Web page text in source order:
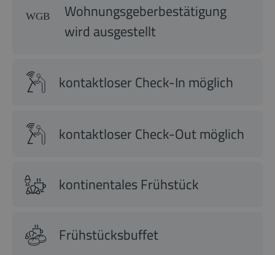
Wohnungsgeberbestätigung
wird ausgestellt
kontaktloser Check-In möglich
kontaktloser Check-Out möglich
kontinentales Frühstück
Frühstücksbuffet